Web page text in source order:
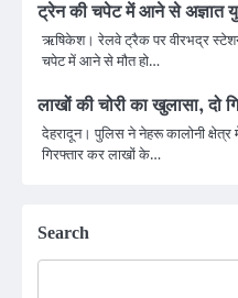
ट्रेन की चपेट में आने से अज्ञात
ऋषिकेश। रेलवे ट्रैक पर वीरभद्र
चपेट में आने से मौत हो…
लाखों की चोरी का खुलासा, दो
देहरादून। पुलिस ने नेहरू कालोनी क्षेत्र
गिरफ्तार कर लाखों के…
Search